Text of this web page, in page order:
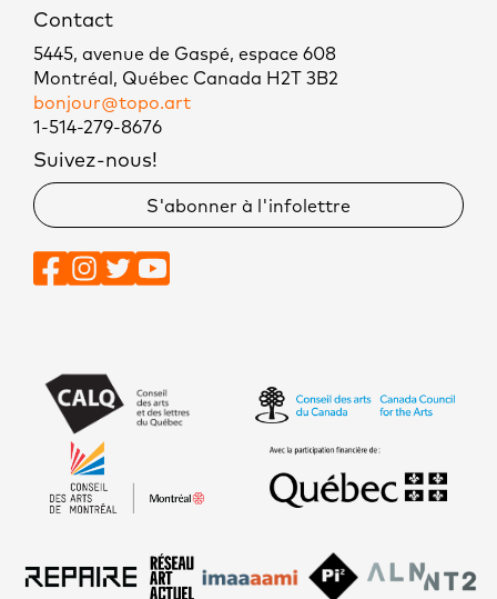
Contact
5445, avenue de Gaspé, espace 608
Montréal, Québec Canada H2T 3B2
bonjour@topo.art
1-514-279-8676
Suivez-nous!
S'abonner à l'infolettre